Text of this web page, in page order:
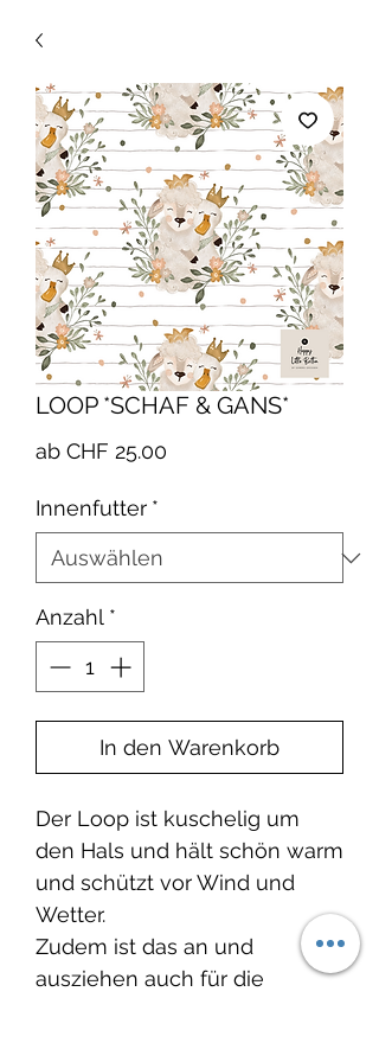
LOOP *SCHAF & GANS*
ab CHF 25.00
Innenfutter *
Anzahl *
In den Warenkorb
Der Loop ist kuschelig um
den Hals und hält schön warm
und schützt vor Wind und
Wetter.
Zudem ist das an und
ausziehen auch für die